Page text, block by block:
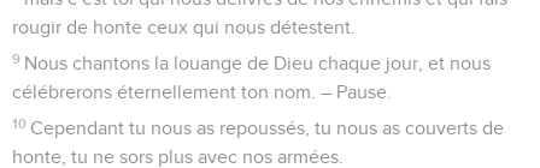
rougir de honte ceux qui nous détestent.
9 Nous chantons la louange de Dieu chaque jour, et nous
célébrerons éternellement ton nom. – Pause.
10 Cependant tu nous as repoussés, tu nous as couverts de
honte, tu ne sors plus avec nos armées.